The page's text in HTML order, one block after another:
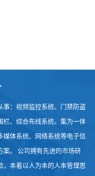
事：视频监控系统、门禁防盗
栏、综合布线系统。集为一体
媒体系统、网络系统等电子信
案。 公司拥有先进的市场研
，本着以人为本的人本管理思